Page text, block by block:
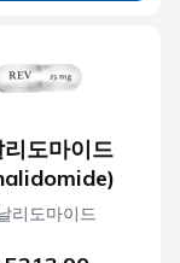
리도마이드
리도마이드